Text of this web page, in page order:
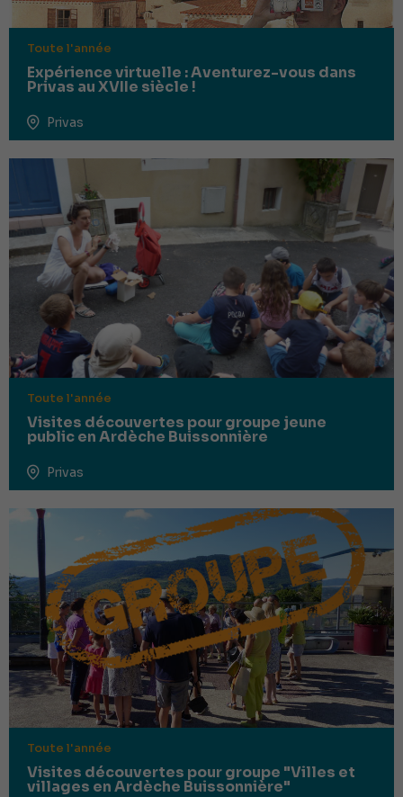
Toute l'année
Expérience virtuelle : Aventurez-vous dans
Privas au XVIIe siècle !
Privas
Toute l'année
Visites découvertes pour groupe jeune
public en Ardèche Buissonnière
Privas
Toute l'année
Visites découvertes pour groupe "Villes et
villages en Ardèche Buissonnière"